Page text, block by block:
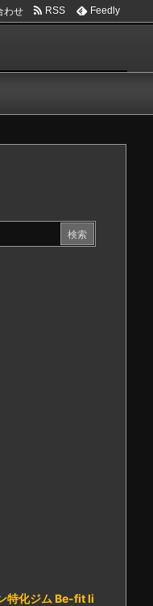
わせ RSS Feedly
特化ジム Be-fit li